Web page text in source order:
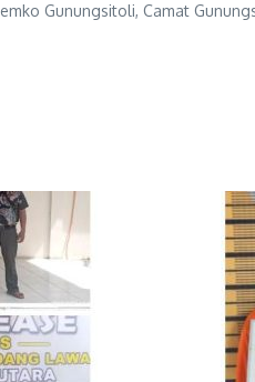
Gunungsitoli, Camat